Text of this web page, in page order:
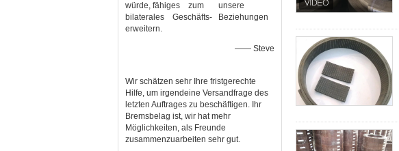
würde, fähiges zum unsere
bilaterales Geschäfts- Beziehungen
erweitern.
—— Steve
Wir schätzen sehr Ihre fristgerechte
Hilfe, um irgendeine Versandfrage des
letzten Auftrages zu beschäftigen. Ihr
Bremsbelag ist, wir hat mehr
Möglichkeiten, als Freunde
zusammenzuarbeiten sehr gut.